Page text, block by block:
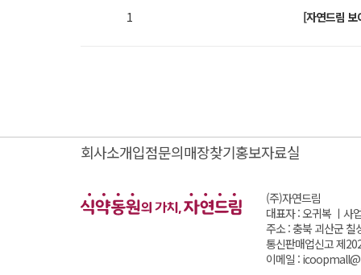
1 [자연드림 보
회사소개입점문의매장찾기홍보자료실
(주)자연드림
대표자 : 오귀복 ㅣ 사
주소 : 충북 괴산군 칠
통신판매업신고 제
이메일 :